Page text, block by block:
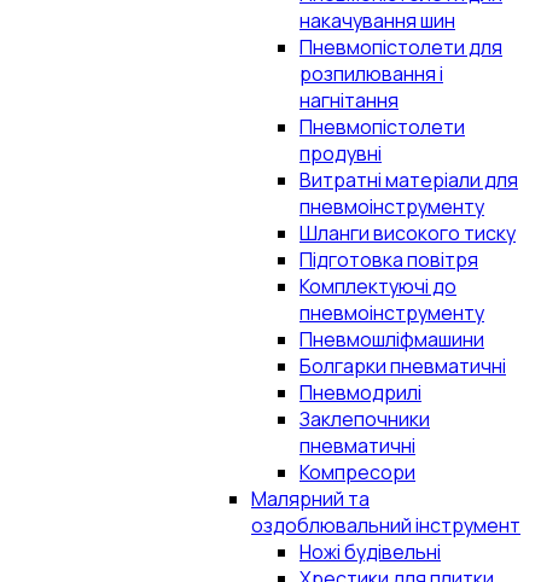
накачування шин
Пневмопістолети для
розпилювання і
нагнітання
Пневмопістолети
продувні
Витратні матеріали для
пневмоінструменту
Шланги високого тиску
Підготовка повітря
Комплектуючі до
пневмоінструменту
Пневмошліфмашини
Болгарки пневматичні
Пневмодрилі
Заклепочники
пневматичні
Компресори
Малярний та
оздоблювальний інструмент
Ножі будівельні